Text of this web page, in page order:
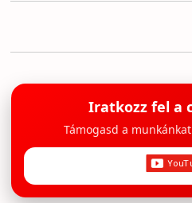
Iratkozz fel a
Támogasd a